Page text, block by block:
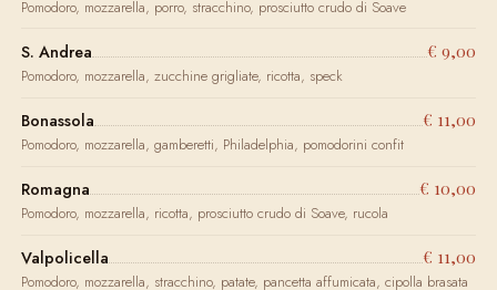
Pomodoro, mozzarella, porro, stracchino, prosciutto crudo di Soave
S. Andrea € 9,00
Pomodoro, mozzarella, zucchine grigliate, ricotta, speck
Bonassola € 11,00
Pomodoro, mozzarella, gamberetti, Philadelphia, pomodorini confit
Romagna € 10,00
Pomodoro, mozzarella, ricotta, prosciutto crudo di Soave, rucola
Valpolicella € 11,00
Pomodoro, mozzarella, stracchino, patate, pancetta affumicata, cipolla brasata